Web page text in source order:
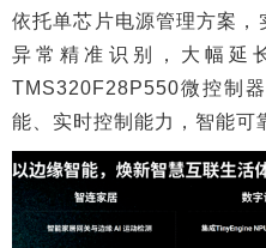
依托单芯片电源管理方案
异常精准识别，大幅延
TMS320F28P550微控制
能、实时控制能力，智能可